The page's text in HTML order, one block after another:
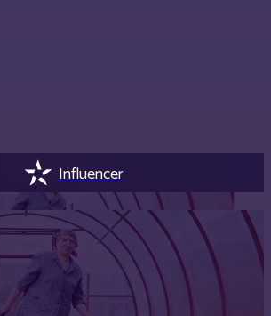
Influencer